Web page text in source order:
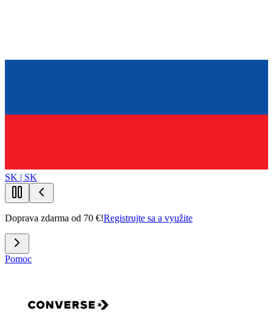
SK | SK
Doprava zdarma od 70 €!Registrujte sa a využite
Pomoc